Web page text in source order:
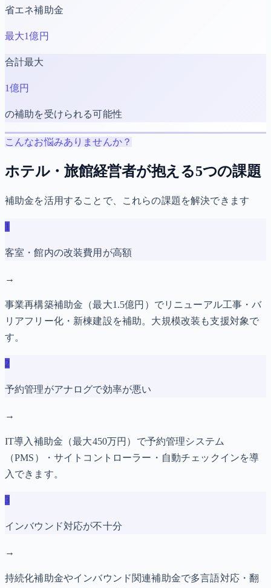
省エネ補助金
最大1億円
合計最大
1億円
の補助を受けられる可能性
こんなお悩みありませんか？
ホテル・旅館経営者が抱える5つの課題
補助金を活用することで、これらの課題を解決できます
1
客室・館内の改装費用が高額
→
事業再構築補助金（最大1.5億円）でリニューアル工事・バ
リアフリー化・新棟建設を補助。大規模改装も支援対象で
す。
2
予約管理がアナログで効率が悪い
→
IT導入補助金（最大450万円）で予約管理システム
（PMS）・サイトコントローラー・自動チェックインを導
入できます。
3
インバウンド対応が不十分
→
持続化補助金やインバウンド関連補助金で多言語対応・翻